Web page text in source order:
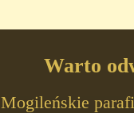
Warto
Mogileńskie